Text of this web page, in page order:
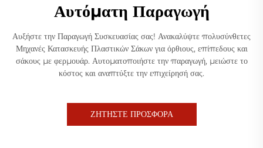
Αυτόματη Παραγωγή
Αυξήστε την Παραγωγή Συσκευασίας σας! Ανακαλύψτε πολυσύνθετες
Μηχανές Κατασκευής Πλαστικών Σάκων για όρθιους, επίπεδους και
σάκους με φερμουάρ. Αυτοματοποιήστε την παραγωγή, μειώστε το
κόστος και αναπτύξτε την επιχείρησή σας.
ΖΗΤΗΣΤΕ ΠΡΟΣΦΟΡΑ